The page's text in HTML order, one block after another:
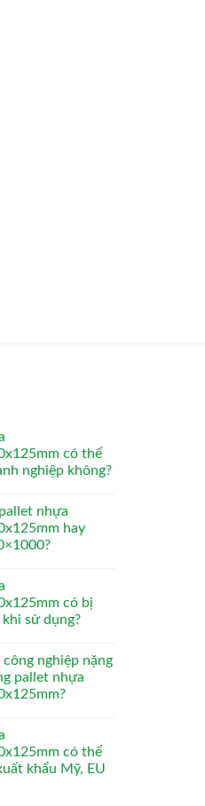
có thể
nghiệp không?
nhựa
hay
có bị
sử dụng?
công nghiệp nặng
pallet nhựa
có thể
khẩu Mỹ, EU